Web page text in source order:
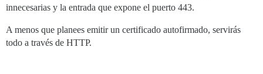
innecesarias y la entrada que expone el puerto 443.
A menos que planees emitir un certificado autofirmado, servirás
todo a través de HTTP.